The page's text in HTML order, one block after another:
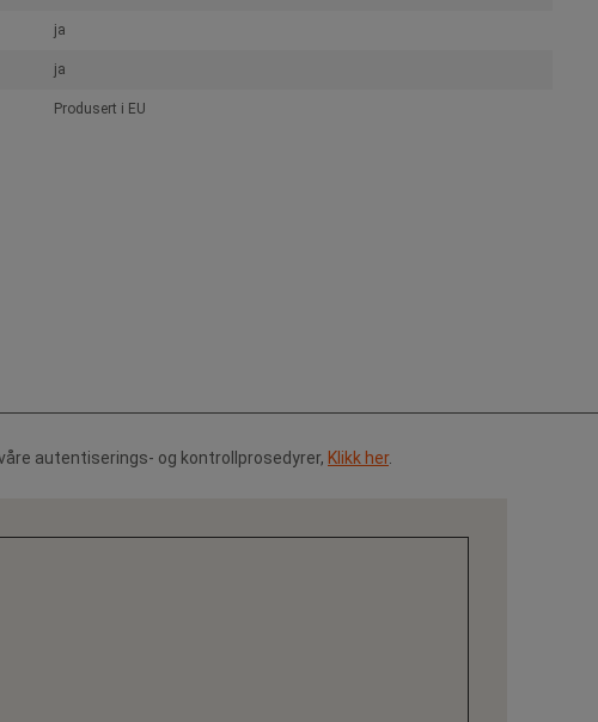
ja
ja
Produsert i EU
autentiserings- og kontrollprosedyrer, Klikk her.